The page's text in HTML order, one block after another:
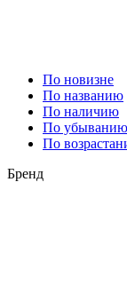
По новизне
По названию
По наличию
По
По
Бренд